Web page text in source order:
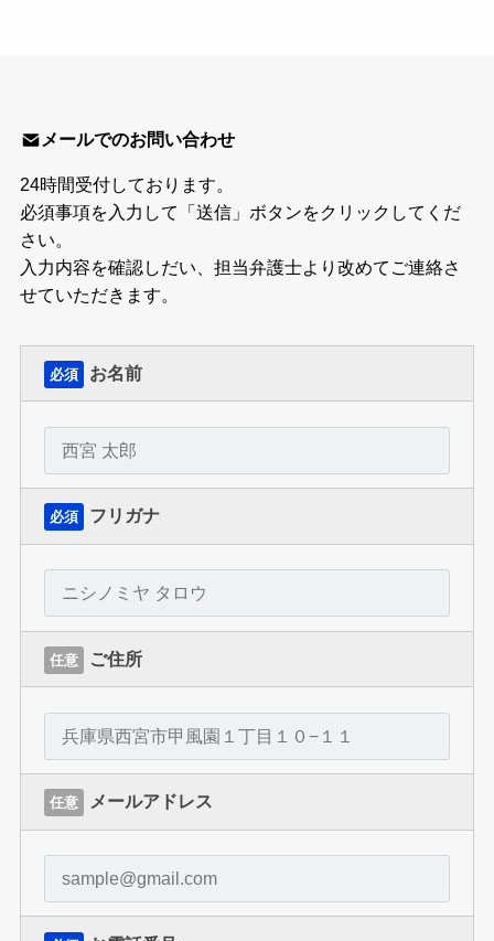
メールでのお問い合わせ
24時間受付しております。
必須事項を入力して「送信」ボタンをクリックしてくだ
さい。
入力内容を確認しだい、担当弁護士より改めてご連絡さ
せていただきます。
必須 お名前
必須 フリガナ
任意 ご住所
任意 メールアドレス